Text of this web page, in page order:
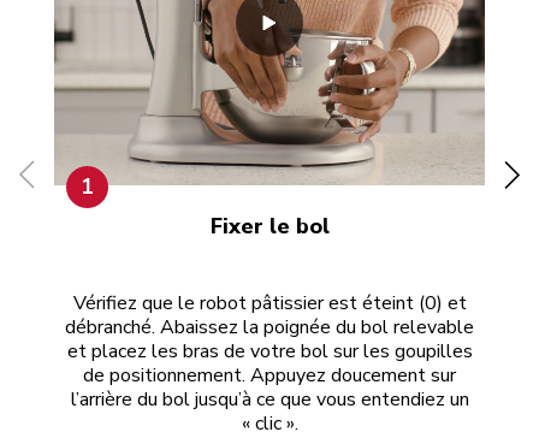
1
Fixer le bol
Vérifiez que le robot pâtissier est éteint (0) et
débranché. Abaissez la poignée du bol relevable
et placez les bras de votre bol sur les goupilles
de positionnement. Appuyez doucement sur
l’arrière du bol jusqu’à ce que vous entendiez un
« clic ».